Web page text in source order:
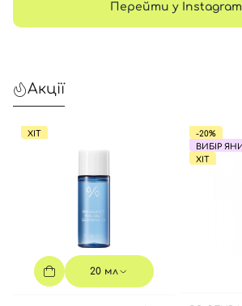
Перейти у Instagram
Акції
ХІТ
20 мл
-20%
ВИБІР
ХІТ